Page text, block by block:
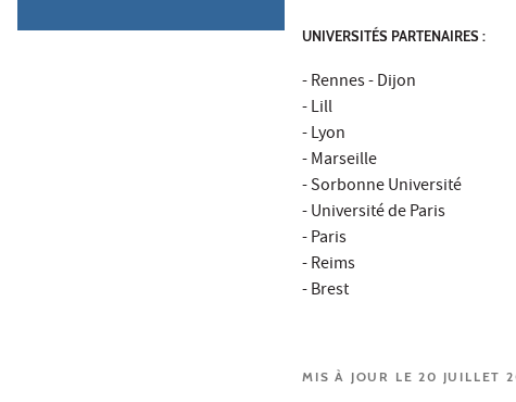
UNIVERSITÉS PARTENAIRES :
- Rennes - Dijon
- Lill
- Lyon
- Marseille
- Sorbonne Université
- Université de Paris
- Paris
- Reims
- Brest
MIS À JOUR LE 20 JUILLET